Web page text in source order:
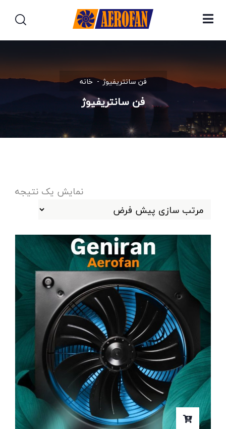
خانه فن سانتریفیوژ
فن سانتریفیوژ
نمایش یک نتیجه